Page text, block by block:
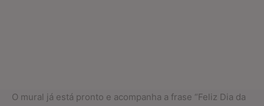
O mural já está pronto e acompanha a frase “Feliz Dia da